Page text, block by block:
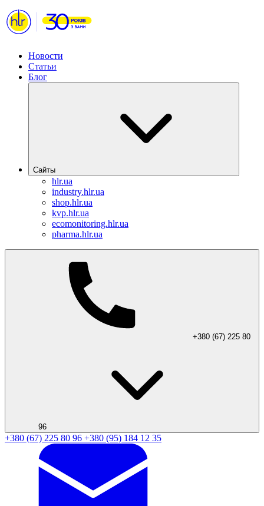
Новости
Статьи
Блог
Сайты
hlr.ua
industry.hlr.ua
shop.hlr.ua
kvp.hlr.ua
ecomonitoring.hlr.ua
pharma.hlr.ua
+380 (67) 225 80
96
+380 (67) 225 80 96 +380 (95) 184 12 35